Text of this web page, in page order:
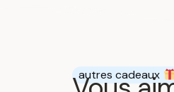
autres cadeaux